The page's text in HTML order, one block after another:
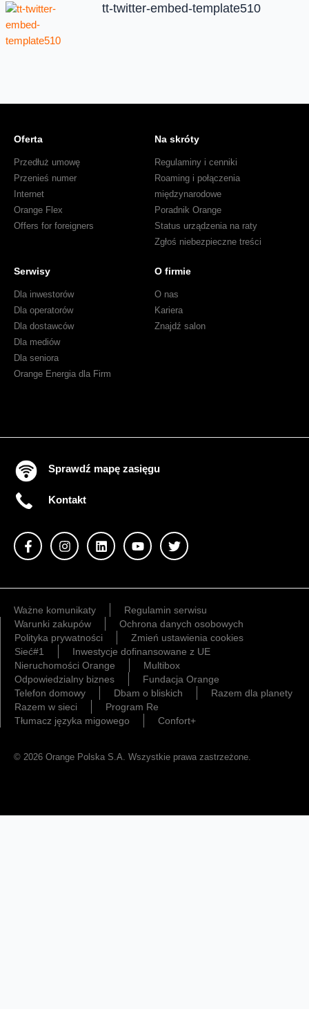
tt-twitter-embed-template510
Oferta
Przedłuż umowę
Przenieś numer
Internet
Orange Flex
Offers for foreigners
Na skróty
Regulaminy i cenniki
Roaming i połączenia
międzynarodowe
Poradnik Orange
Status urządzenia na raty
Zgłoś niebezpieczne treści
Serwisy
Dla inwestorów
Dla operatorów
Dla dostawców
Dla mediów
Dla seniora
Orange Energia dla Firm
O firmie
O nas
Kariera
Znajdź salon
Sprawdź mapę zasięgu
Kontakt
Ważne komunikaty
Regulamin serwisu
Warunki zakupów
Ochrona danych osobowych
Polityka prywatności
Zmień ustawienia cookies
Sieć#1
Inwestycje dofinansowane z UE
Nieruchomości Orange
Multibox
Odpowiedzialny biznes
Fundacja Orange
Telefon domowy
Dbam o bliskich
Razem dla planety
Razem w sieci
Program Re
Tłumacz języka migowego
Confort+
© 2026 Orange Polska S.A. Wszystkie prawa zastrzeżone.